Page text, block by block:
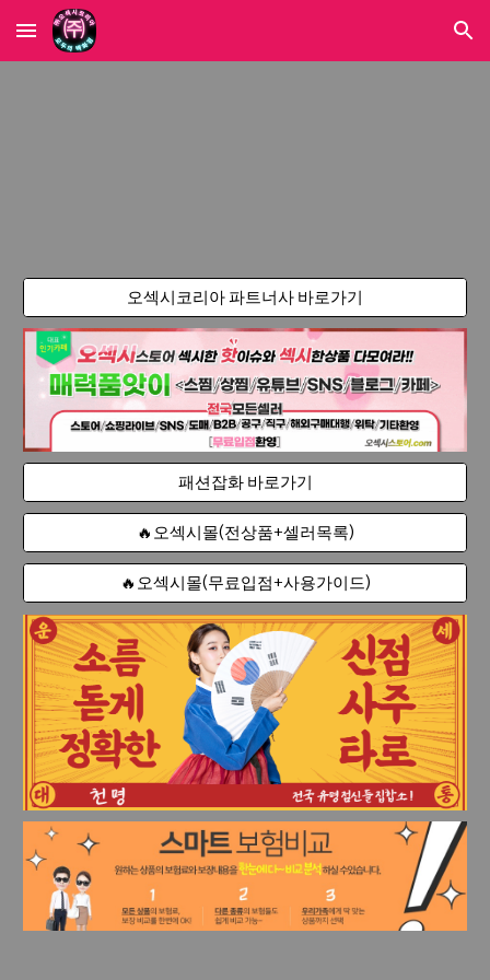
Skip to main content Skip to navigation
오섹시코리아 파트너사 바로가기
패션잡화 바로가기
🔥오섹시몰(전상품+셀러목록)
🔥오섹시몰(무료입점+사용가이드)